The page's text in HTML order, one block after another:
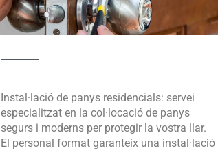
Instal·lació de panys residencials: servei
especialitzat en la col·locació de panys
segurs i moderns per protegir la vostra llar.
El personal format garanteix una instal·lació